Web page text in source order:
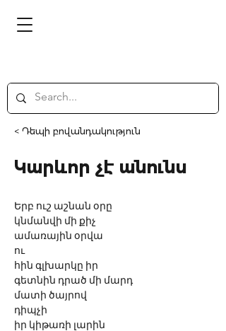
< Դեպի բովանդակություն
Կարևոր չէ անունս
Երբ ուշ աշնան օրը
կնմանվի մի քիչ
ամառային օրվա
ու
հին գլխարկը իր
գետնին դրած մի մարդ
մատի ծայրով
դիպչի
իր կիթառի լարին